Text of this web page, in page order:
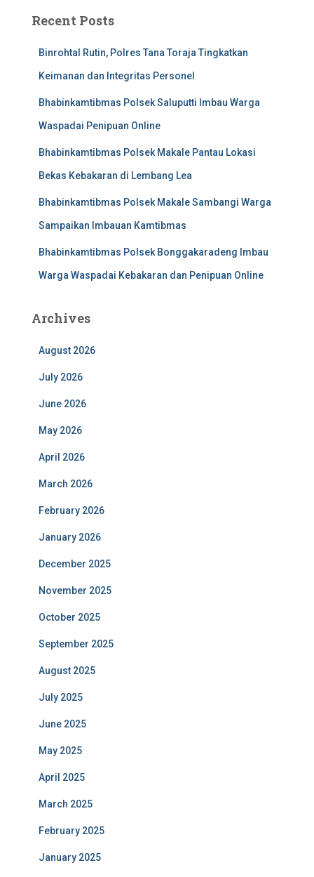
Recent Posts
Binrohtal Rutin, Polres Tana Toraja Tingkatkan
Keimanan dan Integritas Personel
Bhabinkamtibmas Polsek Saluputti Imbau Warga
Waspadai Penipuan Online
Bhabinkamtibmas Polsek Makale Pantau Lokasi
Bekas Kebakaran di Lembang Lea
Bhabinkamtibmas Polsek Makale Sambangi Warga
Sampaikan Imbauan Kamtibmas
Bhabinkamtibmas Polsek Bonggakaradeng Imbau
Warga Waspadai Kebakaran dan Penipuan Online
Archives
August 2026
July 2026
June 2026
May 2026
April 2026
March 2026
February 2026
January 2026
December 2025
November 2025
October 2025
September 2025
August 2025
July 2025
June 2025
May 2025
April 2025
March 2025
February 2025
January 2025